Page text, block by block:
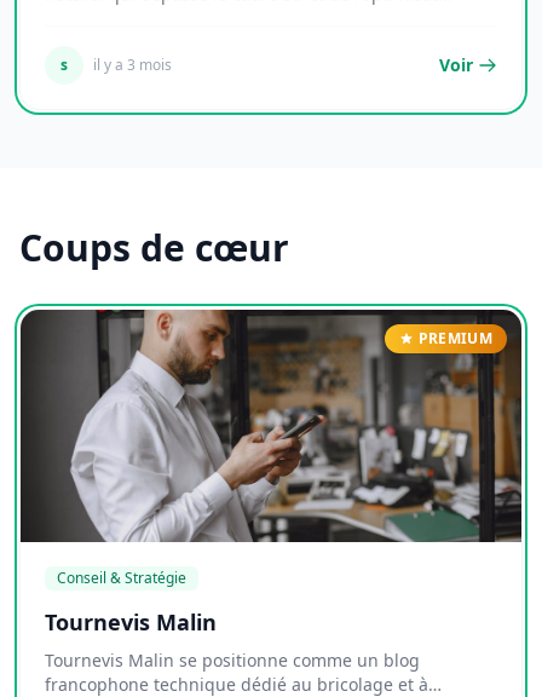
s il y a 3 mois Voir
Coups de cœur
PREMIUM
Conseil & Stratégie
Tournevis Malin
Tournevis Malin se positionne comme un blog
francophone technique dédié au bricolage et à